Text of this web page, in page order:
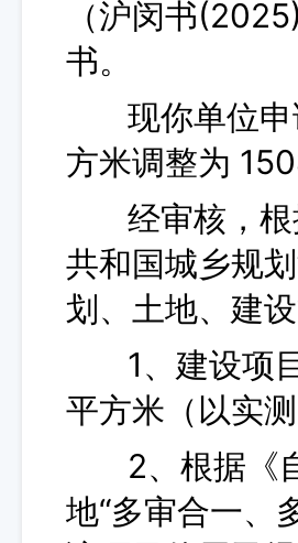
（沪闵书
书。
现你单位申
方米调整为
经审核，根
共和国城乡规
划、土地、建
1、建设项目
平方米（以实
2、根据《自
地“多审合一、